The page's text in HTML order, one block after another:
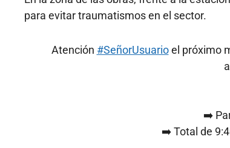
para evitar traumatismos en el sector.
Atención #SeñorUsuarioel próximo
➡️
➡️ Total de